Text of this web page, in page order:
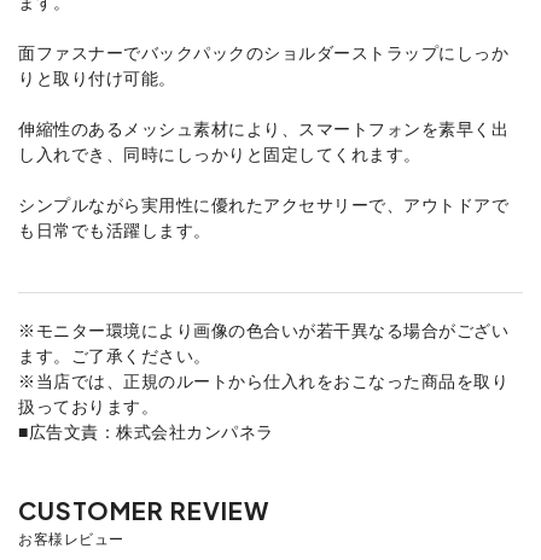
面ファスナーでバックパックのショルダーストラップにしっか
りと取り付け可能。
伸縮性のあるメッシュ素材により、スマートフォンを素早く出
し入れでき、同時にしっかりと固定してくれます。
シンプルながら実用性に優れたアクセサリーで、アウトドアで
も日常でも活躍します。
※モニター環境により画像の色合いが若干異なる場合がござい
ます。ご了承ください。
※当店では、正規のルートから仕入れをおこなった商品を取り
扱っております。
■広告文責：株式会社カンパネラ